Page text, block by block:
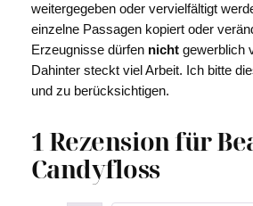
weitergegeben oder vervielfältigt
einzelne Passagen kopiert oder
Erzeugnisse dürfen nichtgewerblich
Dahinter steckt viel Arbeit. Ich bitte
und zu berücksichtigen.
1 Rezension für
Candyfloss